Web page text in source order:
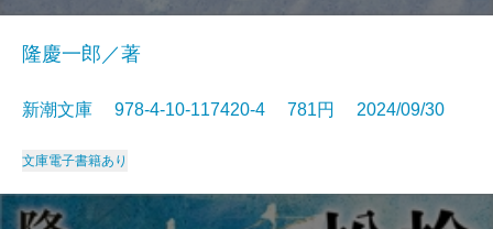
隆慶一郎／著
新潮文庫 978-4-10-117420-4 781円 2024/09/30
文庫電子書籍あり